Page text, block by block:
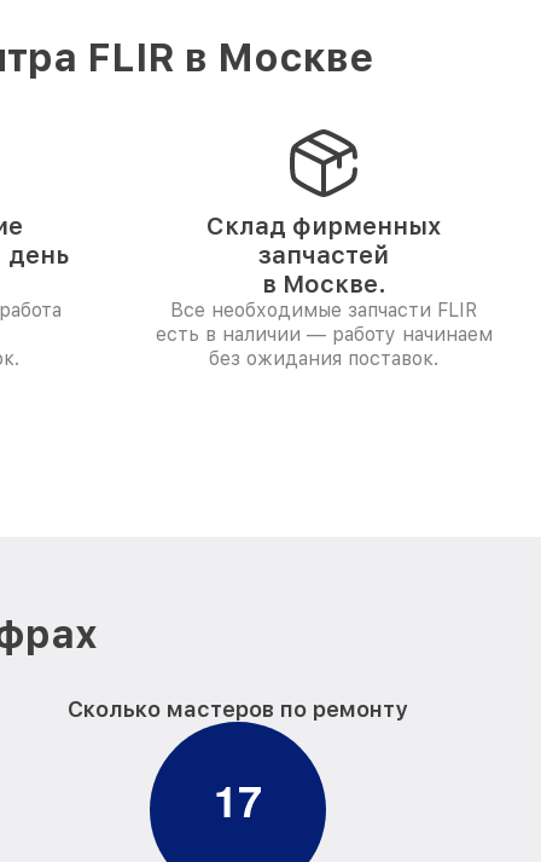
FLIR в Москве
день
Склад фирменных
запчастей
в Москве.
Все необходимые запчасти FLIR
есть в наличии — работу начинаем
без ожидания поставок.
Сколько мастеров по ремонту
17